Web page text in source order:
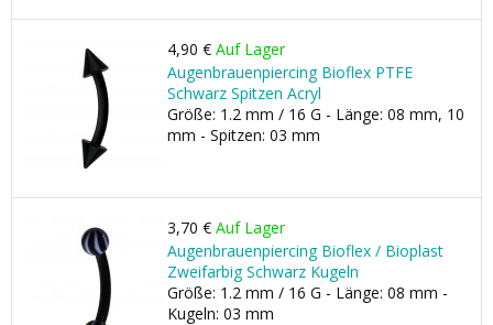
4,90 € Auf Lager
Augenbrauenpiercing Bioflex PTFE
Schwarz Spitzen Acryl
Größe: 1.2 mm / 16 G - Länge: 08 mm, 10
mm - Spitzen: 03 mm
3,70 € Auf Lager
Augenbrauenpiercing Bioflex / Bioplast
Zweifarbig Schwarz Kugeln
Größe: 1.2 mm / 16 G - Länge: 08 mm -
Kugeln: 03 mm